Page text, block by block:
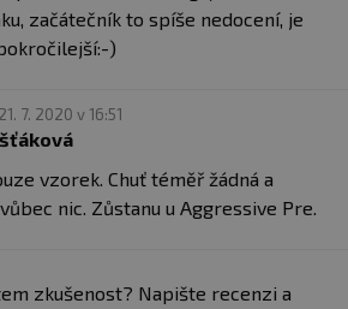
20-40
Viz obal.
stravy.Vhodné zejména pro
pestré stravy. Nepřekračujte
při teplotě do 25 °C. Nevystavujte
začátečník to spíše nedocení, je
)
21. 7. 2020 v 16:51
vzorek. Chuť téměř žádná a
nic. Zůstanu u Aggressive Pre.
zkušenost? Napište recenzi a